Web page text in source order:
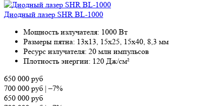
Диодный лазер SHR BL-1000
Мощность излучателя: 1000 Вт
Размеры пятна: 13х13, 15х25, 15х40, 8,3 мм
Ресурс излучателя: 20 млн импульсов
Плотность энергии: 120 Дж/см²
650 000 руб
700 000 руб |–7%
650 000 руб